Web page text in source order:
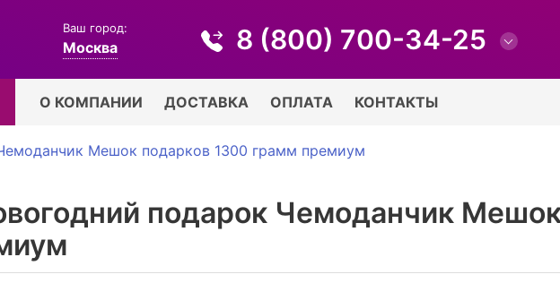
Ваш город:
Москва 8 (800) 700-34-25
О КОМПАНИИ ДОСТАВКА ОПЛАТА КОНТАКТЫ
Мешок подарков 1300 грамм премиум
подарок Чемоданчик